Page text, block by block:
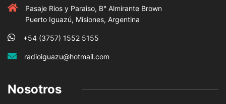
Pasaje Rios y Paraiso, B° Almirante Brown
Puerto Iguazú, Misiones, Argentina
+54 (3757) 1552 5155
radioiguazu@hotmail.com
Nosotros